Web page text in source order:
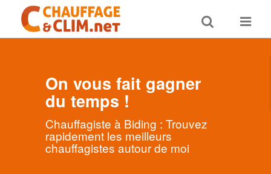
Toggle
search
Toggle
On vous fait gagner
du temps !
Chauffagiste à Biding : Trouvez
rapidement les meilleurs
chauffagistes autour de moi